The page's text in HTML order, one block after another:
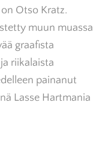
Otso Kratz.
muun muassa
graafista
riikalaista
painanut
Lasse Hartmania